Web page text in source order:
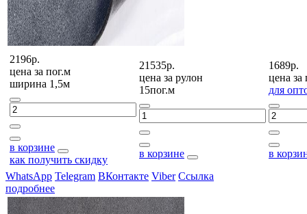
2196р.
цена за пог.м
ширина 1,5м
в корзине
как получить скидку
21535р.
цена за рулон
15пог.м
в корзине
1689р.
цена за
для
в
WhatsApp Telegram ВКонтакте Viber Ссылка
подробнее